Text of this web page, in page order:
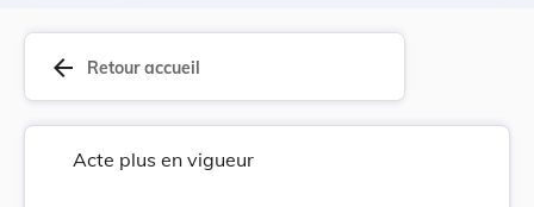
arrow_back Retour accueil
Acte plus en vigueur